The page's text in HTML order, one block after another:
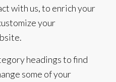
with us, to enrich your
your
headings to find
some of your